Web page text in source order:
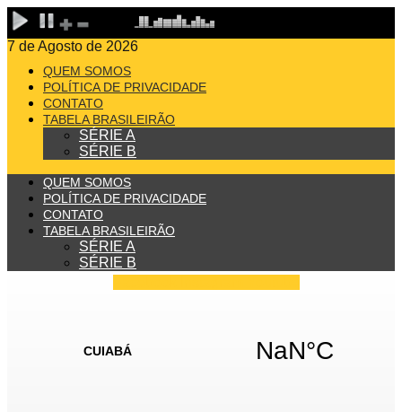
7 de Agosto de 2026
QUEM SOMOS
POLÍTICA DE PRIVACIDADE
CONTATO
TABELA BRASILEIRÃO
SÉRIE A
SÉRIE B
QUEM SOMOS
POLÍTICA DE PRIVACIDADE
CONTATO
TABELA BRASILEIRÃO
SÉRIE A
SÉRIE B